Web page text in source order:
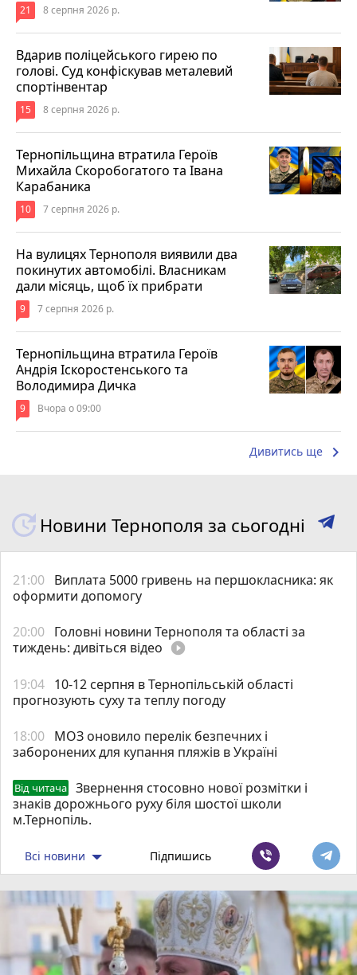
21 8 серпня 2026 р.
Вдарив поліцейського гирею по
голові. Суд конфіскував металевий
спортінвентар
15 8 серпня 2026 р.
Тернопільщина втратила Героїв
Михайла Скоробогатого та Івана
Карабаника
10 7 серпня 2026 р.
На вулицях Тернополя виявили два
покинутих автомобілі. Власникам
дали місяць, щоб їх прибрати
9 7 серпня 2026 р.
Тернопільщина втратила Героїв
Андрія Іскоростенського та
Володимира Дичка
9 Вчора о 09:00
Дивитись ще keyboard_arrow_right
Новини Тернополя за сьогодні
21:00 Виплата 5000 гривень на першокласника: як
оформити допомогу
20:00 Головні новини Тернополя та області за
тиждень: дивіться відео play_circle_filled
19:04 10-12 серпня в Тернопільській області
прогнозують суху та теплу погоду
18:00 МОЗ оновило перелік безпечних і
заборонених для купання пляжів в Україні
Від читача
Звернення стосовно нової розмітки і
знаків дорожнього руху біля шостої школи
м.Тернопіль.
Всі новини Підпишись